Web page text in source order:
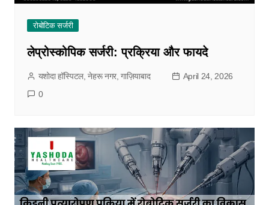
रोबोटिक सर्जरी
लेप्रोस्कोपिक सर्जरी: प्रक्रिया और फायदे
यशोदा हॉस्पिटल, नेहरू नगर, गाज़ियाबाद
April 24, 2026
0